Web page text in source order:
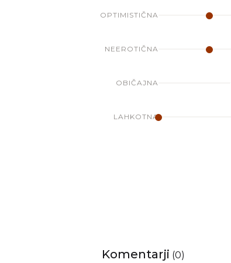
OPTIMISTIČNA
NEEROTIČNA
OBIČAJNA
LAHKOTNA
Komentarji (0)